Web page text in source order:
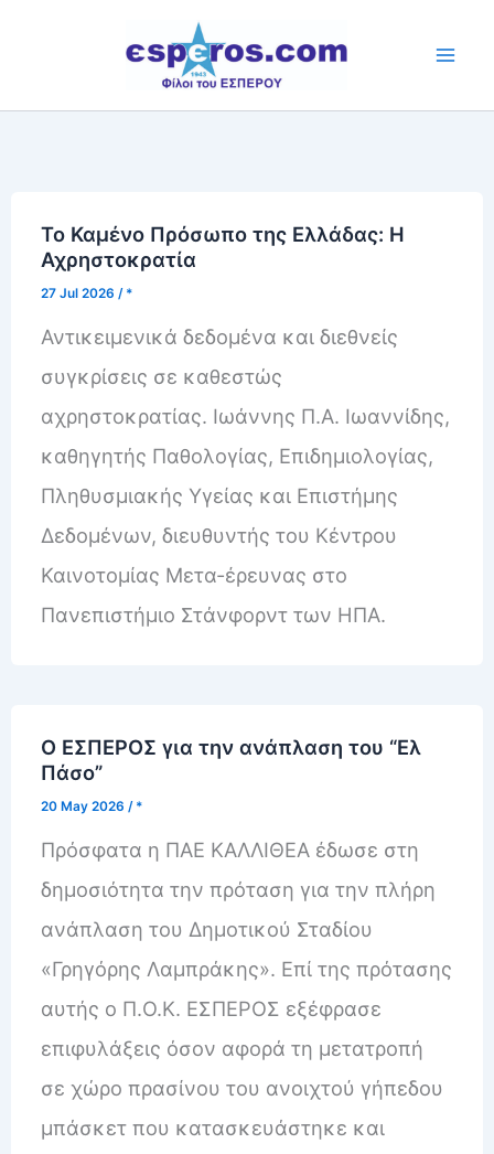
Το Καμένο Πρόσωπο της Ελλάδας: Η
Αχρηστοκρατία
27 Jul 2026/ *
Αντικειμενικά δεδομένα και διεθνείς
συγκρίσεις σε καθεστώς
αχρηστοκρατίας. Ιωάννης Π.Α. Ιωαννίδης,
καθηγητής Παθολογίας, Επιδημιολογίας,
Πληθυσμιακής Υγείας και Επιστήμης
Δεδομένων, διευθυντής του Κέντρου
Καινοτομίας Μετα-έρευνας στο
Πανεπιστήμιο Στάνφορντ των ΗΠΑ.
Ο ΕΣΠΕΡΟΣ για την ανάπλαση του “Ελ
Πάσο”
20 May 2026/ *
Πρόσφατα η ΠΑΕ ΚΑΛΛΙΘΕΑ έδωσε στη
δημοσιότητα την πρόταση για την πλήρη
ανάπλαση του Δημοτικού Σταδίου
«Γρηγόρης Λαμπράκης». Επί της πρότασης
αυτής ο Π.Ο.Κ. ΕΣΠΕΡΟΣ εξέφρασε
επιφυλάξεις όσον αφορά τη μετατροπή
σε χώρο πρασίνου του ανοιχτού γήπεδου
μπάσκετ που κατασκευάστηκε και